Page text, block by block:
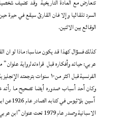
تتعارض مع المادة التاريخية وقد تضيف
السرد تلقائيا وإلا فان القارئ سيقع في حيرة
الوقائع بين الاثنين.
كذلك فسؤال كهذا قد يكون مناسبا: ماذا لو
عربي: حياته وأفكاره قبل قراءته لرواية
الفرنسية قبل اكثر من ١٠ سنوات
وكان أحد أسباب صدوره أيضا تصحيح ما رأته
آسين
الاسبانية وصدر عام 1979 تحت عنوان “ابن عربي: حياته ومذهبه”.